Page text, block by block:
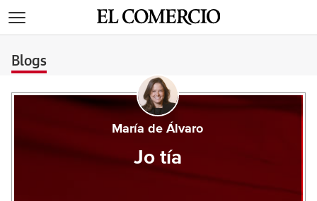
Blogs
María de Álvaro
Jo tía